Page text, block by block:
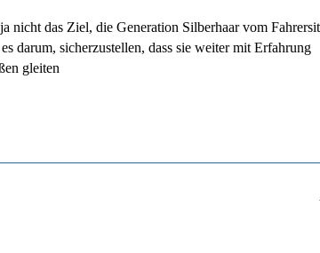
nicht das Ziel, die Generation Silberhaar vom
darum, sicherzustellen, dass sie weiter mit Erfahrung
gleiten